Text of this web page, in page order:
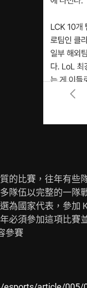
的比賽，往年有些
隊伍以完整的一隊
為國家代表，參加
必須參加這項比賽
參賽